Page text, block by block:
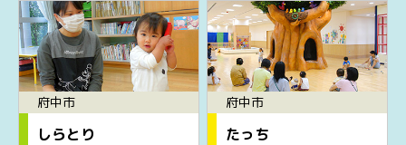
府中市
しらとり
府中市
たっち